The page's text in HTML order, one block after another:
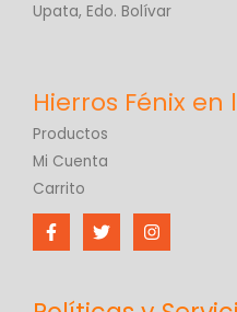
Upata, Edo. Bolívar
Productos
Mi Cuenta
Carrito